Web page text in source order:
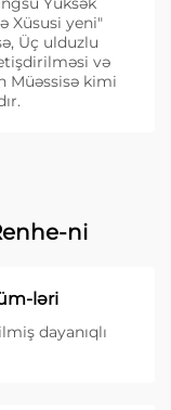
Xüsusi yeni"
Üç ulduzlu
və
Müəssisə kimi
ni
ləri
dayanıqlı